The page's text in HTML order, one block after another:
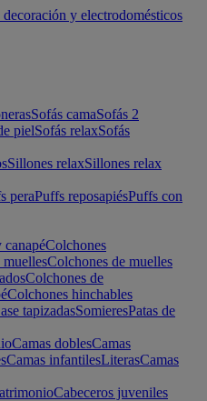
Sofás camaSofás 2
pielSofás relaxSofás
Sillones relaxSillones relax
peraPuffs reposapiésPuffs con
canapéColchones
muellesColchones de muelles
Colchones de
Colchones hinchables
tapizadasSomieresPatas de
Camas doblesCamas
Camas infantilesLiterasCamas
Cabeceros juveniles